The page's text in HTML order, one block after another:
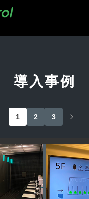
導入事例
1 2 3